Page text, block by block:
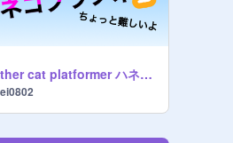
feather cat platformer ハネネコプラットフォーマー flappycat